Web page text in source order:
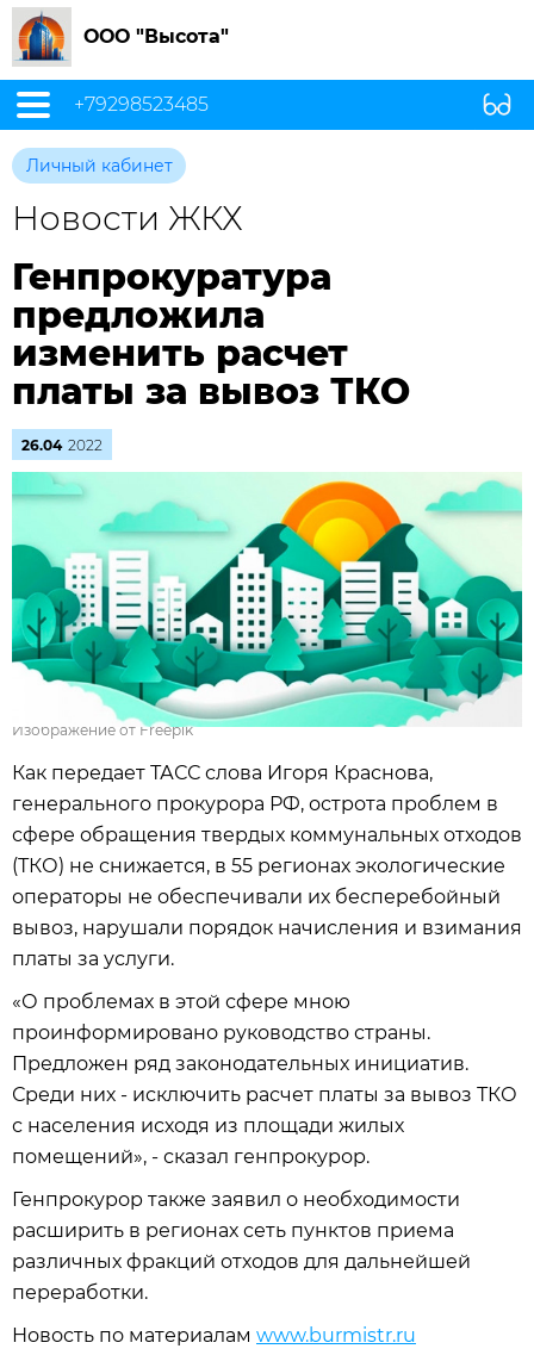
ООО "Высота"
+79298523485
Личный кабинет
Новости ЖКХ
Генпрокуратура
предложила
изменить расчет
платы за вывоз ТКО
26.04 2022
Изображение от Freepik
Как передает ТАСС слова Игоря Краснова,
генерального прокурора РФ, острота проблем в
сфере обращения твердых коммунальных отходов
(ТКО) не снижается, в 55 регионах экологические
операторы не обеспечивали их бесперебойный
вывоз, нарушали порядок начисления и взимания
платы за услуги.
«О проблемах в этой сфере мною
проинформировано руководство страны.
Предложен ряд законодательных инициатив.
Среди них - исключить расчет платы за вывоз ТКО
с населения исходя из площади жилых
помещений», - сказал генпрокурор.
Генпрокурор также заявил о необходимости
расширить в регионах сеть пунктов приема
различных фракций отходов для дальнейшей
переработки.
Новость по материалам www.burmistr.ru